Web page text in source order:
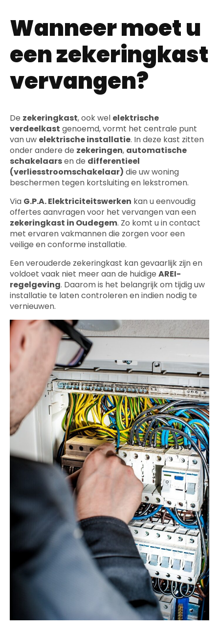
Wanneer moet u
een zekeringkast
vervangen?
De zekeringkast, ook wel elektrische
verdeelkast genoemd, vormt het centrale punt
van uw elektrische installatie. In deze kast zitten
onder andere de zekeringen, automatische
schakelaarsen de differentieel
(verliesstroomschakelaar) die uw woning
beschermen tegen kortsluiting en lekstromen.
Via G.P.A. Elektriciteitswerken kan u eenvoudig
offertes aanvragen voor het vervangen van een
zekeringkast in Oudegem. Zo komt u in contact
met ervaren vakmannen die zorgen voor een
veilige en conforme installatie.
Een verouderde zekeringkast kan gevaarlijk zijn en
voldoet vaak niet meer aan de huidige AREI-
regelgeving. Daarom is het belangrijk om tijdig uw
installatie te laten controleren en indien nodig te
vernieuwen.